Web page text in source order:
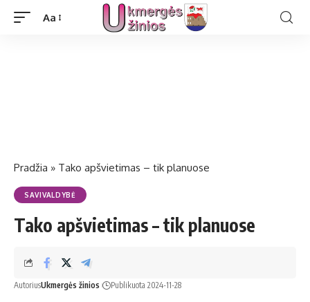
Aa
Pradžia » Tako apšvietimas – tik planuose
SAVIVALDYBĖ
Tako apšvietimas – tik planuose
AutoriusUkmergės žinios Publikuota 2024-11-28